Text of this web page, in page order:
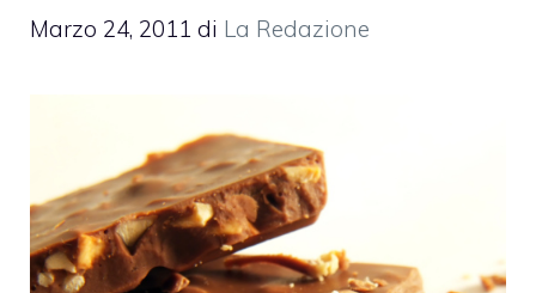
Marzo 24, 2011 di La Redazione